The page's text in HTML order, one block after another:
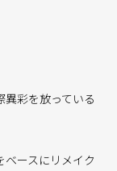
彩を放っている
ースにリメイク